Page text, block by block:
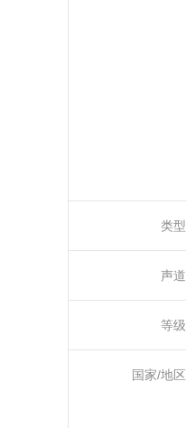
类型
声道
等级
国家/地区